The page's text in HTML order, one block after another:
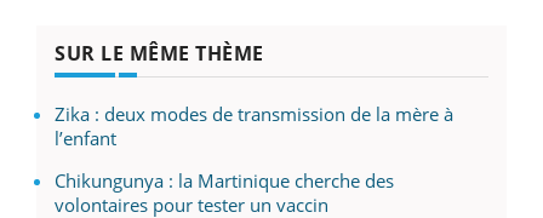
SUR LE MÊME THÈME
Zika : deux modes de transmission de la mère à
l’enfant
Chikungunya : la Martinique cherche des
volontaires pour tester un vaccin